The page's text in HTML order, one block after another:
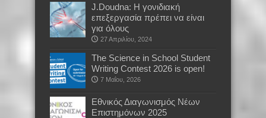
J.Doudna: Η γονιδιακή
επεξεργασία πρέπει να είναι
για όλους
27 Απριλίου, 2024
The Science in School Student
Writing Contest 2026 is open!
7 Μαΐου, 2026
Εθνικός Διαγωνισμός Νέων
Επιστημόνων 2025